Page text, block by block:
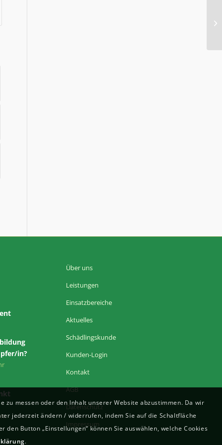
in?
Über uns
Leistungen
Einsatzbereiche
Aktuelles
Schädlingskunde
Kunden-Login
Kontakt
AGB
Datenschutz
Impressum
zu messen oder den Inhalt unserer Website abzustimmen. Da wir
jederzeit ändern / widerrufen, indem Sie auf die Schaltfläche
Button „Einstellungen“ können Sie auswählen, welche Cookies
.